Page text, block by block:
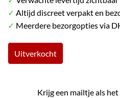
✓ Altijd discreet verpakt en
✓ Meerdere bezorgopties via
Uitverkocht
Krijg een mailtje als